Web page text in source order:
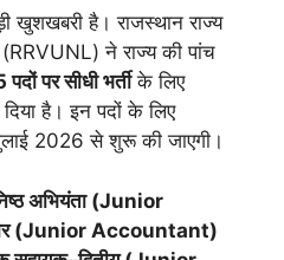
खुशखबरी है। राजस्थान राज्य
(RRVUNL) ने राज्य की पांच
पदों पर सीधी भर्तीके लिए
दिया है। इन पदों के लिए
2026 से शुरू की जाएगी।
अभियंता(Junior
(Junior Accountant)